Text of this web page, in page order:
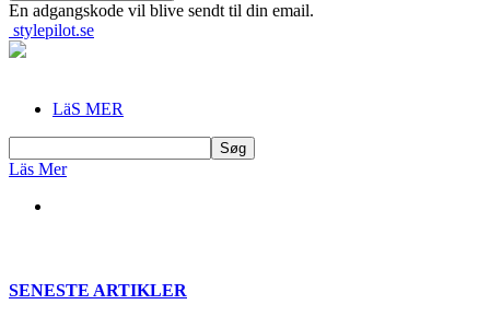
En adgangskode vil blive sendt til din email.
stylepilot.se
LäS MER
Läs Mer
SENESTE ARTIKLER